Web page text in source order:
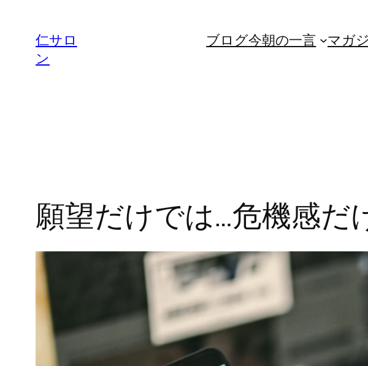
仁サロ
ン
ブログ今朝の一言 マガ
願望だけでは…危機感だ